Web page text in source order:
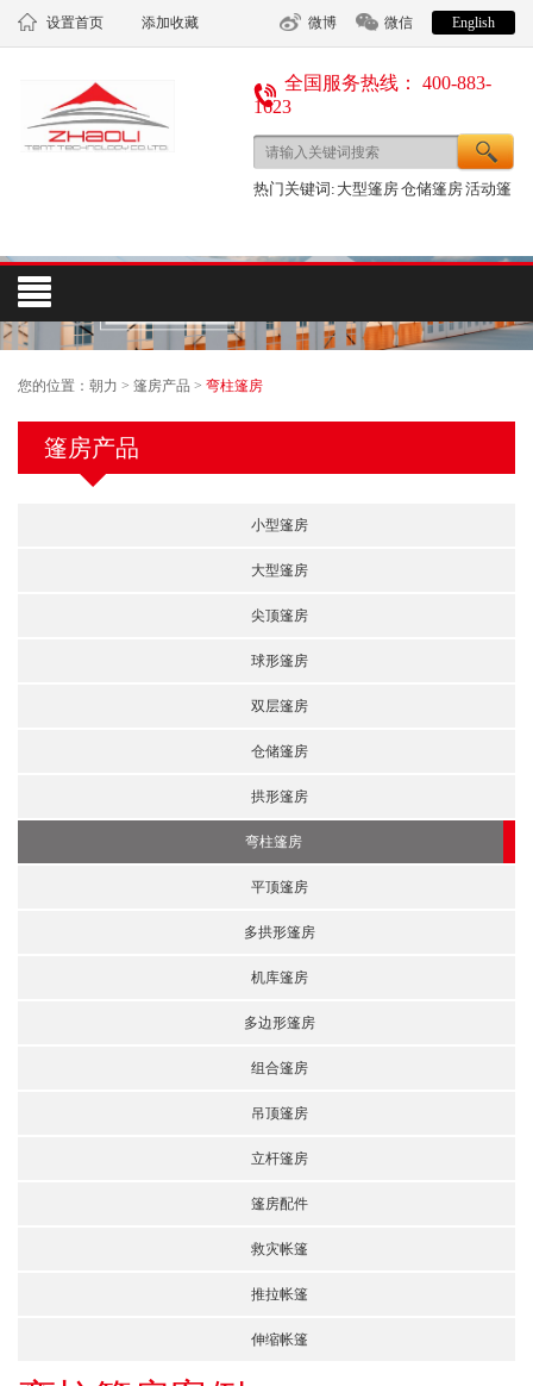
设置首页 添加收藏 微博 微信 English
全国服务热线： 400-883-
1623
热门关键词: 大型篷房仓储篷房活动篷
您的位置： 朝力 > 篷房产品 > 弯柱篷房
篷房产品
小型篷房
大型篷房
尖顶篷房
球形篷房
双层篷房
仓储篷房
拱形篷房
弯柱篷房
平顶篷房
多拱形篷房
机库篷房
多边形篷房
组合篷房
吊顶篷房
立杆篷房
篷房配件
救灾帐篷
推拉帐篷
伸缩帐篷